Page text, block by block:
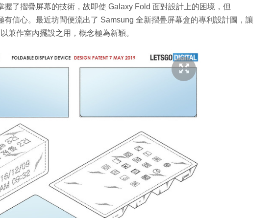
握了摺疊屏幕的技術，故即使 Galaxy Fold 面對設計上的困境，但
有信心。最近坊間便流出了 Samsung 全新摺疊屏幕盒的專利設計圖，讓
兼作室內擺設之用，概念極為新穎。